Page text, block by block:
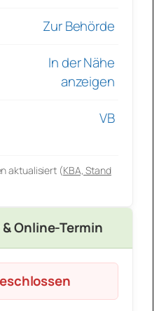
Zur Behörde
In der Nähe
anzeigen
VB
aktualisiert (KBA, Stand
Online-Termin